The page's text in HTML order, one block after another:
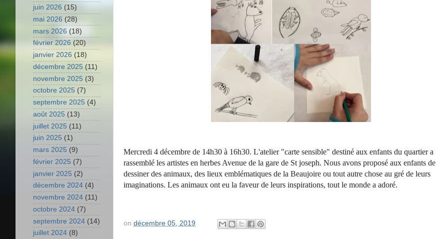
Mercredi 4 décembre de 14h30 à 16h30. L'atelier "carte sensible" destiné aux enfants du quartier a
rassemblé les artistes en herbes Avenue de la gare de St joseph. Nous avons proposé aux enfants de
dessiner des animaux, des lieux emblématiques de la Beaujoire ou tout autre chose au gré de leurs
imaginations. Les animaux ont eu la faveur de leurs inspirations, tout le monde a adoré.
on décembre 05, 2019
juin 2026 (15)
mai 2026 (28)
mars 2026 (18)
février 2026 (20)
janvier 2026 (18)
décembre 2025 (11)
novembre 2025 (3)
octobre 2025 (7)
septembre 2025 (4)
août 2025 (13)
juillet 2025 (11)
juin 2025 (1)
mars 2025 (9)
février 2025 (7)
janvier 2025 (2)
décembre 2024 (4)
novembre 2024 (11)
octobre 2024 (7)
septembre 2024 (14)
juillet 2024 (8)